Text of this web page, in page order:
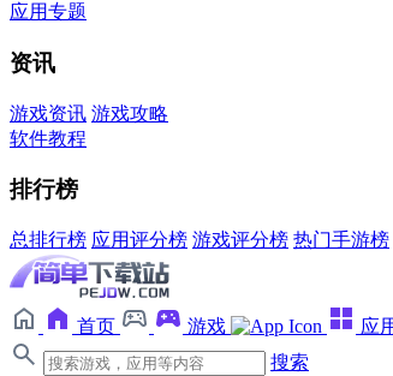
应用专题
资讯
游戏资讯 游戏攻略
软件教程
排行榜
总排行榜 应用评分榜 游戏评分榜 热门手游榜
首页 游戏 应
搜索